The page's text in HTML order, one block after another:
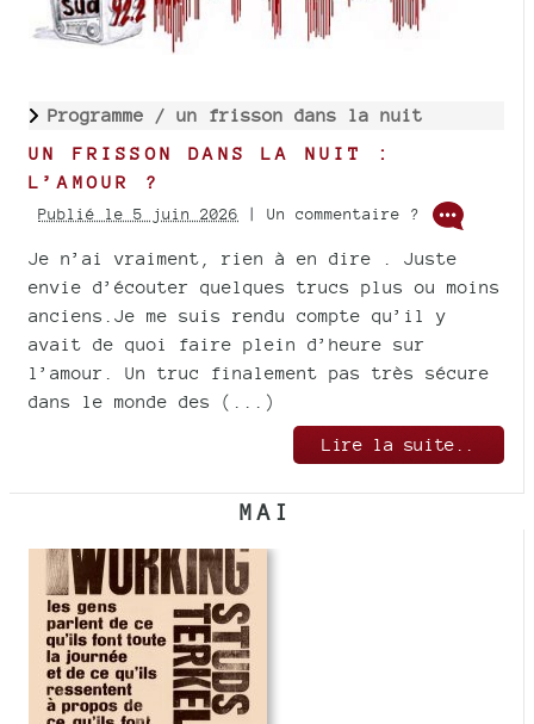
Programme / un frisson dans la nuit
UN FRISSON DANS LA NUIT :
L’AMOUR ?
Publié le 5 juin 2026 | Un commentaire ?
Je n’ai vraiment, rien à en dire . Juste
envie d’écouter quelques trucs plus ou moins
anciens.Je me suis rendu compte qu’il y
avait de quoi faire plein d’heure sur
l’amour. Un truc finalement pas très sécure
dans le monde des (...)
Lire la suite..
MAI